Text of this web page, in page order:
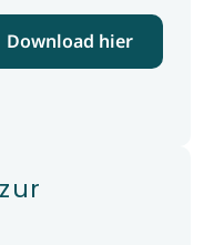
Download hier